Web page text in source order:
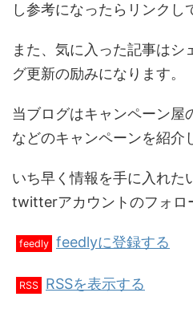
し参考になったらリンクし
また、気に入った記事はシ
グ更新の励みになります。
当ブログはキャンペーン屋
などのキャンペーンを紹介
いち早く情報を手に入れた
twitterアカウントのフォロ
feedly feedlyに登録する
RSS RSSを表示する